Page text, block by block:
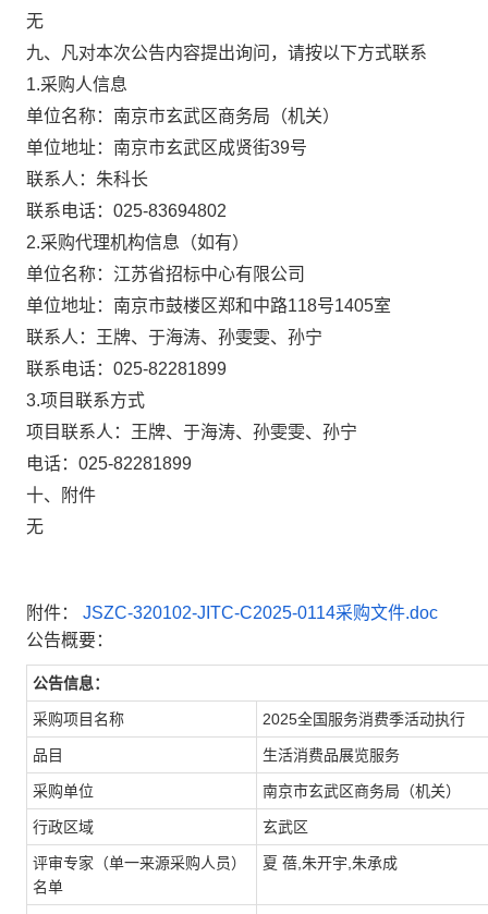
无
九、凡对本次公告内容提出询问，请按以下方式联系
1.采购人信息
单位名称：南京市玄武区商务局（机关）
单位地址：南京市玄武区成贤街39号
联系人：朱科长
联系电话：025-83694802
2.采购代理机构信息（如有）
单位名称：江苏省招标中心有限公司
单位地址：南京市鼓楼区郑和中路118号1405室
联系人：王牌、于海涛、孙雯雯、孙宁
联系电话：025-82281899
3.项目联系方式
项目联系人：王牌、于海涛、孙雯雯、孙宁
电话：025-82281899
十、附件
无
附件：
JSZC-320102-JITC-C2025-0114采购文件.doc
公告概要：
公告信息：
采购项目名称 2025全国服务消费季活动执行
品目 生活消费品展览服务
采购单位 南京市玄武区商务局（机关）
行政区域 玄武区
评审专家（单一来源采购人员）
名单
夏 蓓,朱开宇,朱承成